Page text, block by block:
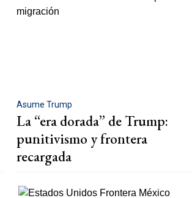
Asume Trump
La “era dorada” de Trump:
punitivismo y frontera
recargada